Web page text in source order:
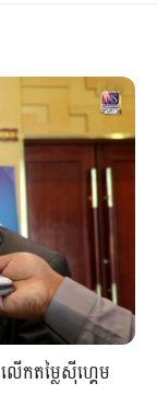
ើកតម្លៃស៊ីហ្គេម